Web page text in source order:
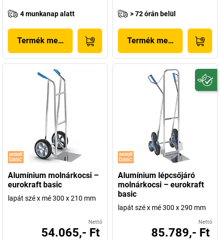
4 munkanap alatt
Termék megjelenítése
> 72 órán belül
Termék megjelenítése
Alumínium molnárkocsi –
eurokraft basic
lapát szé x mé 300 x 210 mm
Nettó
54.065,- Ft
Alumínium lépcsőjáró
molnárkocsi – eurokraft
basic
lapát szé x mé 300 x 290 mm
Nettó
85.789,- Ft